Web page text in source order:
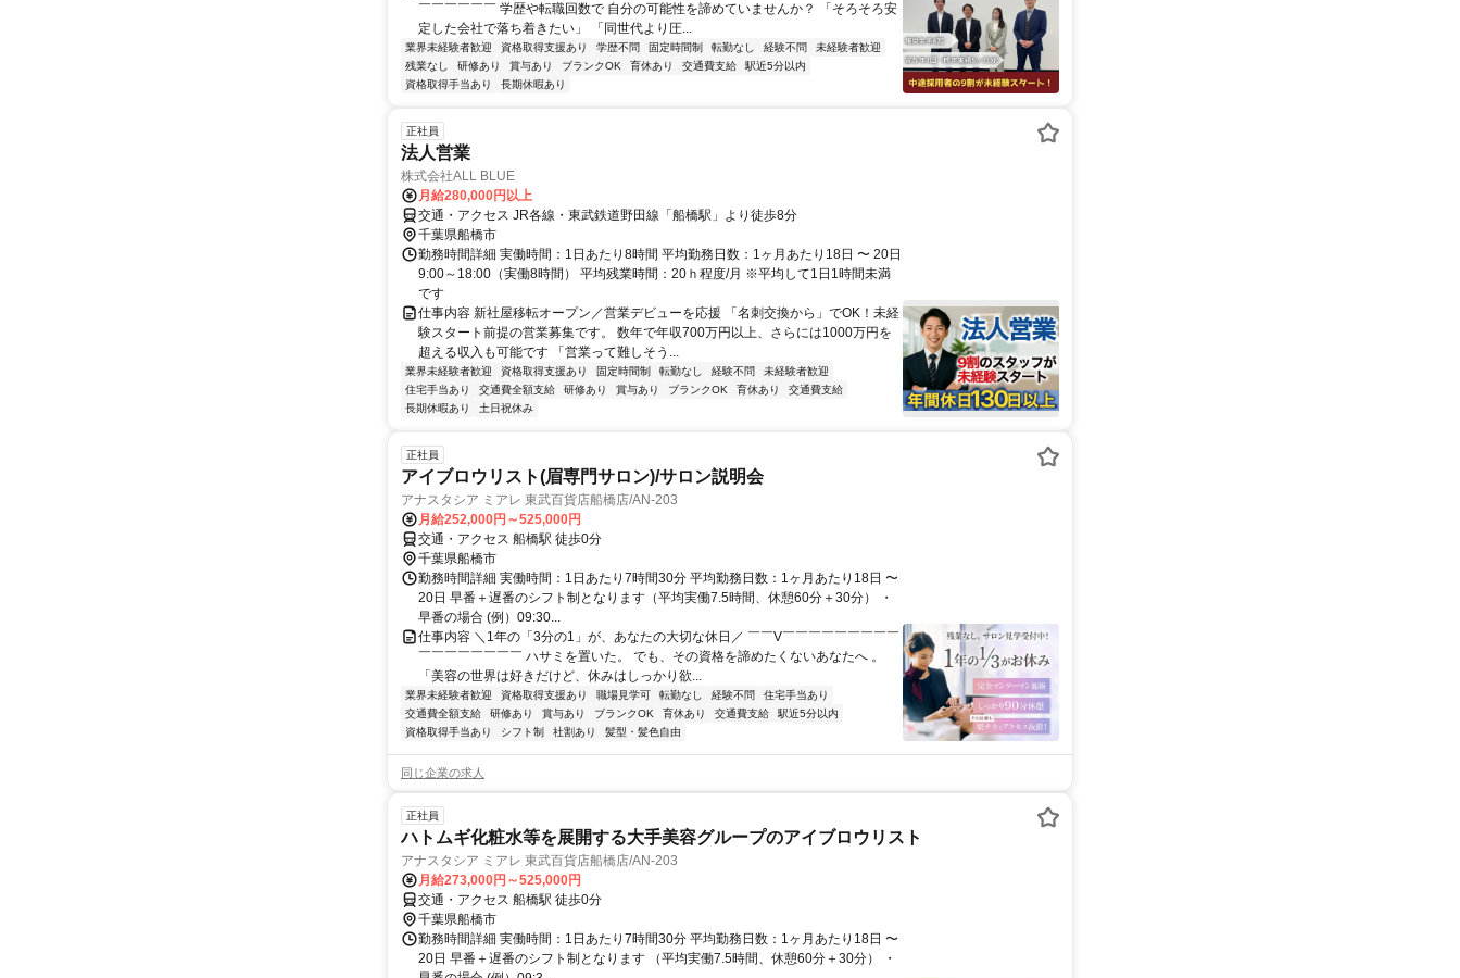
￣￣￣￣￣￣ 学歴や転職回数で 自分の可能性を諦めていませんか？ 「そろそろ安
定した会社で落ち着きたい」 「同世代より圧...
業界未経験者歓迎 資格取得支援あり 学歴不問 固定時間制 転勤なし 経験不問
未経験者歓迎
残業なし
研修あり 賞与あり ブランクOK 育休あり 交通費支給
駅近5分以内
資格取得手当あり
長期休暇あり
正社員
法人営業
株式会社ALL BLUE
月給280,000円以上
交通・アクセス JR各線・東武鉄道野田線「船橋駅」より徒歩8分
千葉県船橋市
勤務時間詳細 実働時間：1日あたり8時間 平均勤務日数：1ヶ月あたり18日 〜 20日
9:00～18:00（実働8時間） 平均残業時間：20ｈ程度/月 ※平均して1日1時間未満
です
仕事内容 新社屋移転オープン／営業デビューを応援 「名刺交換から」でOK！未経
験スタート前提の営業募集です。 数年で年収700万円以上、さらには1000万円を
超える収入も可能です 「営業って難しそう...
業界未経験者歓迎 資格取得支援あり 固定時間制 転勤なし 経験不問
未経験者歓迎
住宅手当あり
交通費全額支給 研修あり 賞与あり ブランクOK 育休あり
交通費支給
長期休暇あり
土日祝休み
正社員
アイブロウリスト(眉専門サロン)/サロン説明会
アナスタシア ミアレ 東武百貨店船橋店/AN-203
月給252,000円～525,000円
交通・アクセス 船橋駅 徒歩0分
千葉県船橋市
勤務時間詳細 実働時間：1日あたり7時間30分 平均勤務日数：1ヶ月あたり18日 〜
20日 早番＋遅番のシフト制となります（平均実働7.5時間、休憩60分＋30分） ・
早番の場合 (例）09:30...
仕事内容 ＼1年の「3分の1」が、あなたの大切な休日／ ￣￣V￣￣￣￣￣￣￣￣￣
￣￣￣￣￣￣￣￣ ハサミを置いた。 でも、その資格を諦めたくないあなたへ 。
「美容の世界は好きだけど、休みはしっかり欲...
業界未経験者歓迎 資格取得支援あり 職場見学可 転勤なし 経験不問
住宅手当あり
交通費全額支給
研修あり 賞与あり ブランクOK 育休あり 交通費支給
駅近5分以内
資格取得手当あり
シフト制 社割あり 髪型・髪色自由
同じ企業の求人
正社員
ハトムギ化粧水等を展開する大手美容グループのアイブロウリスト
アナスタシア ミアレ 東武百貨店船橋店/AN-203
月給273,000円～525,000円
交通・アクセス 船橋駅 徒歩0分
千葉県船橋市
勤務時間詳細 実働時間：1日あたり7時間30分 平均勤務日数：1ヶ月あたり18日 〜
20日 早番＋遅番のシフト制となります （平均実働7.5時間、休憩60分＋30分） ・